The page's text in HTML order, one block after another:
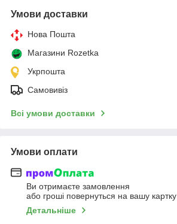
Умови доставки
Нова Пошта
Магазини Rozetka
Укрпошта
Самовивіз
Всі умови доставки
Умови оплати
Ви отримаєте замовлення
або гроші повернуться на вашу картку
Детальніше